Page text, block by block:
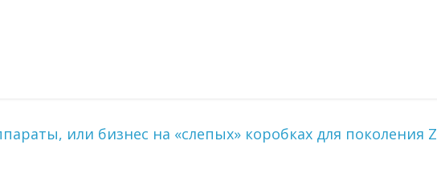
или бизнес на «слепых» коробках для поколения Z